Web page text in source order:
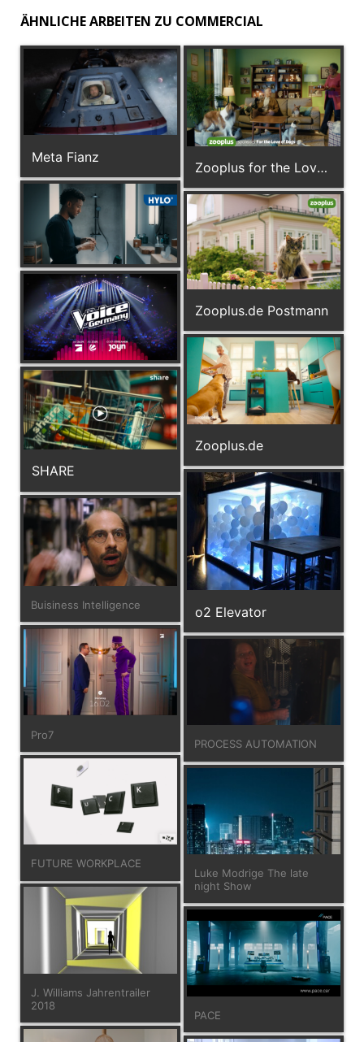
ÄHNLICHE ARBEITEN ZU COMMERCIAL
Meta Fianz
Zooplus for the Love of Dogs
Zooplus.de Postmann
Zooplus.de
SHARE
o2 Elevator
Buisiness Intelligence
Pro7
PROCESS AUTOMATION
FUTURE WORKPLACE
Luke Modrige The late
night Show
J. Williams Jahrentrailer
2018
PACE